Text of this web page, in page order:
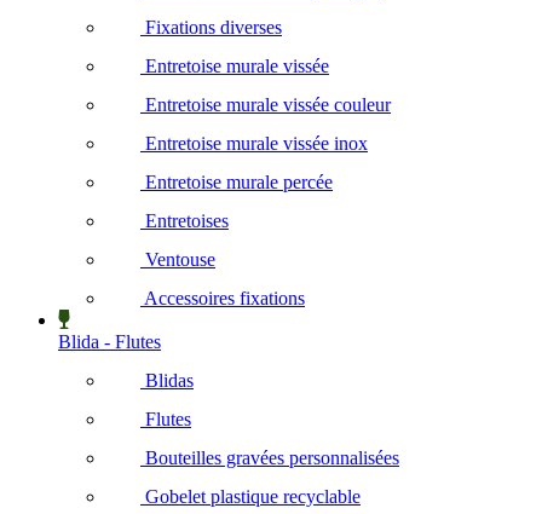
Fixations diverses
Entretoise murale vissée
Entretoise murale vissée couleur
Entretoise murale vissée inox
Entretoise murale percée
Entretoises
Ventouse
Accessoires fixations
Blida - Flutes
Blidas
Flutes
Bouteilles gravées personnalisées
Gobelet plastique recyclable